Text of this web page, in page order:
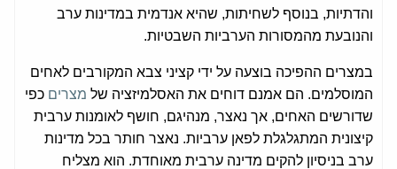
והדתיות, בנוסף לשחיתות, שהיא אנדמית במדינות ערב
והנובעת מהמסורות הערביות השבטיות.
במצרים ההפיכה בוצעה על ידי קציני צבא המקורבים לאחים
המוסלמים. הם אמנם דוחים את האסלמיזציה של מצרים כפי
שדורשים האחים, אך נאצר, מנהיגם, חושף לאומנות ערבית
קיצונית המתגלגלת לפאן ערביות. נאצר חותר בכל מדינות
ערב בניסיון להקים מדינה ערבית מאוחדת. הוא מצליח